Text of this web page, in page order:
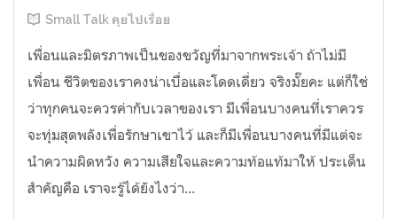
Small Talk คุยไปเรื่อย
เพื่อนและมิตรภาพเป็นของขวัญที่มาจากพระเจ้า ถ้าไม่มี
เพื่อน ชีวิตของเราคงน่าเบื่อและโดดเดี่ยว จริงมั๊ยคะ แต่ก็ใช่
ว่าทุกคนจะควรค่ากับเวลาของเรา มีเพื่อนบางคนที่เราควร
จะทุ่มสุดพลังเพื่อรักษาเขาไว้ และก็มีเพื่อนบางคนที่มีแต่จะ
นำความผิดหวัง ความเสียใจและความท้อแท้มาให้ ประเด็น
สำคัญคือ เราจะรู้ได้ยังไงว่า...